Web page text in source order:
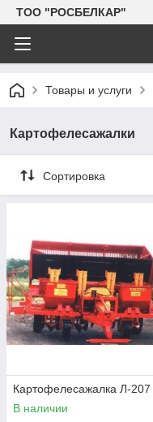
TOO "РОСБЕЛКАР"
Товары и услуги
Картофелесажалки
Сортировка
Картофелесажалка Л-207
В наличии